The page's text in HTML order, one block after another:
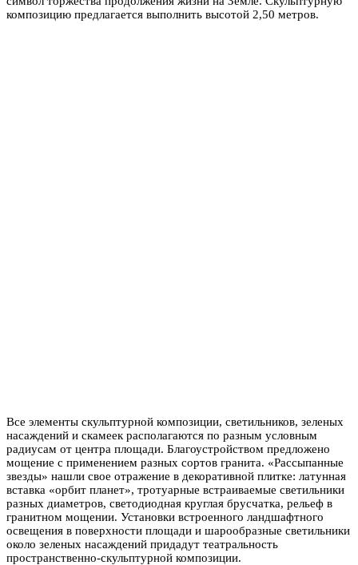
композицию предлагается выполнить высотой 2,50 метров.
Все элементы скульптурной композиции, светильников, зеленых
насаждений и скамеек располагаются по разным условным
радиусам от центра площади. Благоустройством предложено
мощение с применением разных сортов гранита. «Рассыпанные
звезды» нашли свое отражение в декоративной плитке: латунная
вставка «орбит планет», тротуарные встраиваемые светильники
разных диаметров, светодиодная круглая брусчатка, рельеф в
гранитном мощении. Установки встроенного ландшафтного
освещения в поверхности площади и шарообразные светильники
около зеленых насаждений придадут театральность
пространственно-скульптурной композиции.